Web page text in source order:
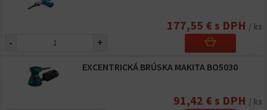
177,55 € s DPH / ks
- +
EXCENTRICKÁ BRÚSKA MAKITA BO5030
91,42 € s DPH / ks